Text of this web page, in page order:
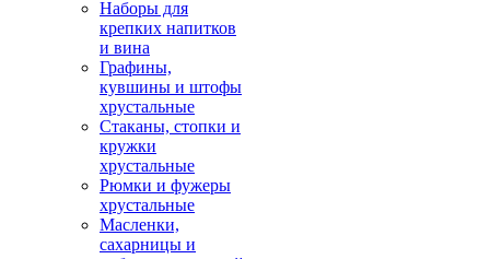
Наборы для
крепких напитков
и вина
Графины,
кувшины и штофы
хрустальные
Стаканы, стопки и
кружки
хрустальные
Рюмки и фужеры
хрустальные
Масленки,
сахарницы и